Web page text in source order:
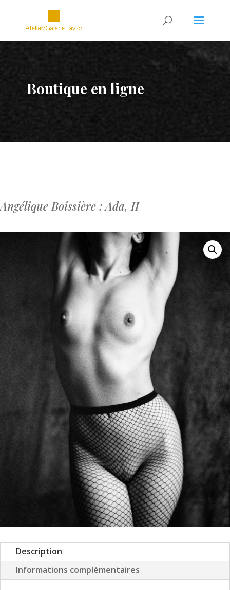
Boutique en ligne
Angélique Boissière : Ada, II
Description
Informations complémentaires